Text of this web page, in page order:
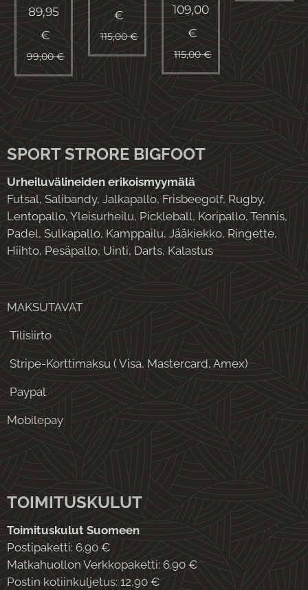
89,95
€
99,00€
€
115,00€
109,00
€
115,00€
SPORT STRORE BIGFOOT
Urheiluvälineiden erikoismyymälä
Futsal, Salibandy, Jalkapallo, Frisbeegolf, Rugby,
Lentopallo, Yleisurheilu, Pickleball, Koripallo, Tennis,
Padel, Sulkapallo, Kamppailu, Jääkiekko, Ringette,
Hiihto, Pesäpallo, Uinti, Darts, Kalastus
MAKSUTAVAT
Tilisiirto
Stripe-Korttimaksu ( Visa, Mastercard, Amex)
Paypal
Mobilepay
TOIMITUSKULUT
Toimituskulut Suomeen
Postipaketti: 6.90 €
Matkahuollon Verkkopaketti: 6.90 €
Postin kotiinkuljetus: 12,90 €